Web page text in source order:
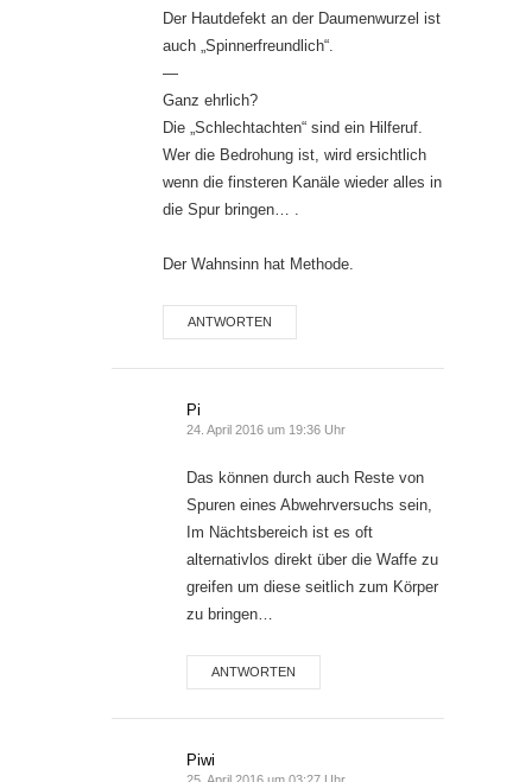
Der Hautdefekt an der Daumenwurzel ist
auch „Spinnerfreundlich“.
—
Ganz ehrlich?
Die „Schlechtachten“ sind ein Hilferuf.
Wer die Bedrohung ist, wird ersichtlich
wenn die finsteren Kanäle wieder alles in
die Spur bringen… .
Der Wahnsinn hat Methode.
ANTWORTEN
Pi
24. April 2016 um 19:36 Uhr
Das können durch auch Reste von
Spuren eines Abwehrversuchs sein,
Im Nächtsbereich ist es oft
alternativlos direkt über die Waffe zu
greifen um diese seitlich zum Körper
zu bringen…
ANTWORTEN
Piwi